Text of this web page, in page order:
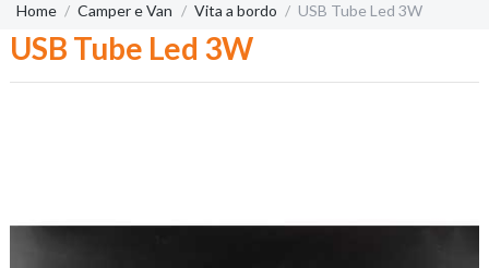
Home Camper e Van Vita a bordo USB Tube Led 3W
USB Tube Led 3W